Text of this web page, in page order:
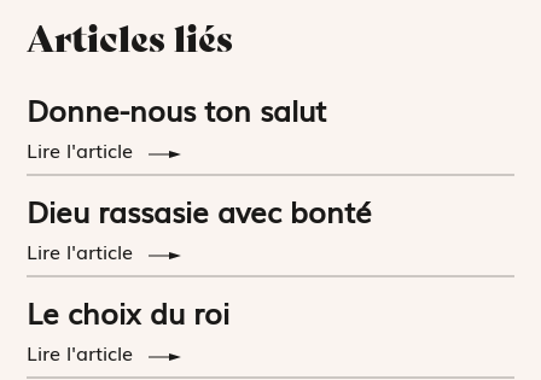
Articles liés
Donne-nous ton salut
Lire l'article
Dieu rassasie avec bonté
Lire l'article
Le choix du roi
Lire l'article